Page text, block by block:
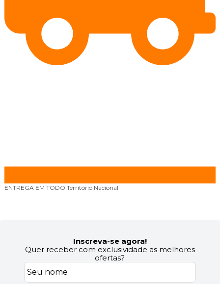
ENTREGA EM TODO Território Nacional
Inscreva-se agora!
Quer receber com exclusividade as melhores
ofertas?